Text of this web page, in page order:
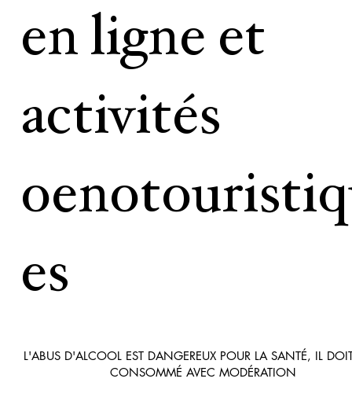
en ligne et
activités
es
L'ABUS D'ALCOOL EST DANGEREUX POUR LA SANTÉ, IL
CONSOMMÉ AVEC MODÉRATION